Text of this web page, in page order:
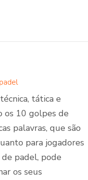
tática e
os 10 golpes de
palavras, que são
para jogadores
padel, pode
os seus